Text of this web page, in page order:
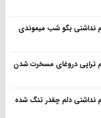
نداشتی بگو شب میموندی
تراپی دروغای مسخرت شدن
نداشتی دلم چقدر تنگ شده